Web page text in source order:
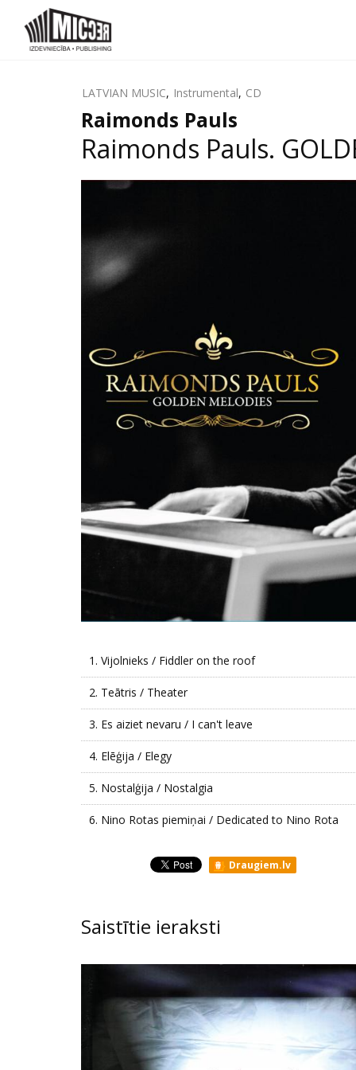
LATVIAN MUSIC, Instrumental, CD
Raimonds Pauls
Raimonds Pauls.
1. Vijolnieks / Fiddler on the roof
2. Teātris / Theater
3. Es aiziet nevaru / I can't leave
4. Elēģija / Elegy
5. Nostalģija / Nostalgia
6. Nino Rotas piemiņai / Dedicated to Nino Rota
Draugiem.lv
Saistītie ieraksti